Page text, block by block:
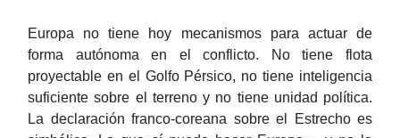
Europa no tiene hoy mecanismos para actuar de
forma autónoma en el conflicto. No tiene flota
proyectable en el Golfo Pérsico, no tiene inteligencia
suficiente sobre el terreno y no tiene unidad política.
La declaración franco-coreana sobre el Estrecho es